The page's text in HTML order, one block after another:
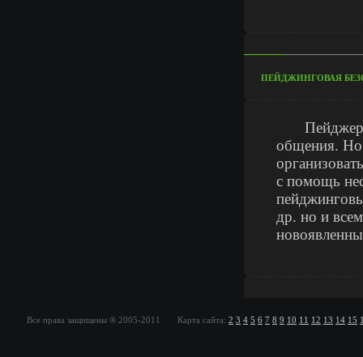
ПЕЙДЖИНГОВАЯ
Пейджер
общения. Но
с помощь
др. но и
Все права защищены ® 2005-2011 Карта сайта: 2 3 4 5 6 7 8 9 10 11 12 13 14 15